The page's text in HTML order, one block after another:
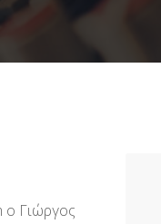
ο Γιώργος